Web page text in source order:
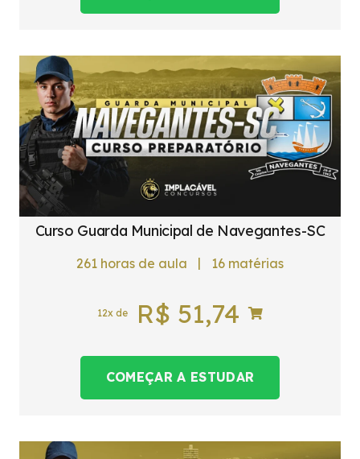
Curso Guarda Municipal de Navegantes-SC
261 horas de aula | 16matérias
12x de R$ 51,74
COMEÇAR A ESTUDAR